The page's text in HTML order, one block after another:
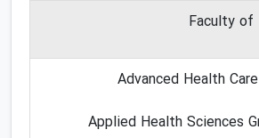
Faculty of
Advanced Health
Applied Health Sciences